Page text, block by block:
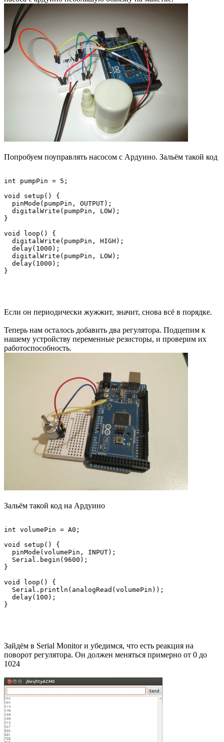
Попробуем поуправлять насосом с Ардуино. Зальём такой код
int pumpPin = 5;
void setup() {
  pinMode(pumpPin, OUTPUT);
  digitalWrite(pumpPin, LOW);
}
void loop() {
  digitalWrite(pumpPin, HIGH);
  delay(1000);
  digitalWrite(pumpPin, LOW);
  delay(1000);
Если он периодически жужжит, значит, снова всё в порядке.
Теперь нам осталось добавить два регулятора. Подцепим к
нашему устройству переменные резисторы, и проверим их
работоспособность.
Зальём такой код на Ардуино
int volumePin = A0;
void setup() {
  pinMode(volumePin, INPUT);
  Serial.begin(9600);
}
void loop() {
  Serial.println(analogRead(volumePin));
  delay(100);
Зайдём в Serial Monitor и убедимся, что есть реакция на
поворот регулятора. Он должен меняться примерно от 0 до
1024